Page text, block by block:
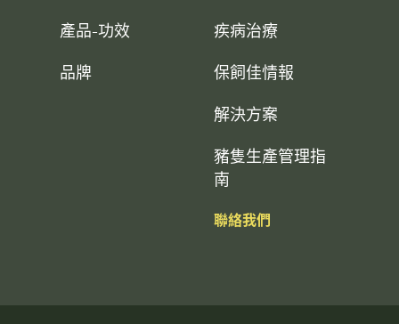
產品-功效
品牌
疾病治療
保飼佳情報
解決方案
豬隻生產管理指
南
聯絡我們